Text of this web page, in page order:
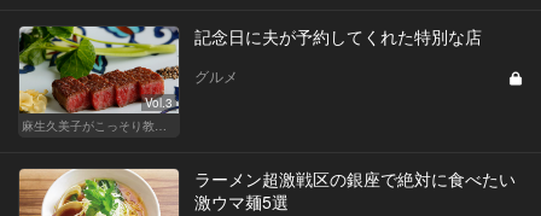
Vol.3
麻生久美子がこっそり教える「私の秘密ごはん」
記念日に夫が予約してくれた特別な店
グルメ
ラーメン超激戦区の銀座で絶対に食べたい
激ウマ麺5選